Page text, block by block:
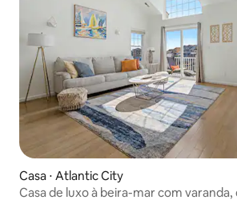
Casa ⋅ Atlantic City
Casa de luxo à beira-mar com varanda,